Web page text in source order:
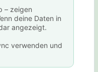
– zeigen
deine Daten in
angezeigt.
verwenden und